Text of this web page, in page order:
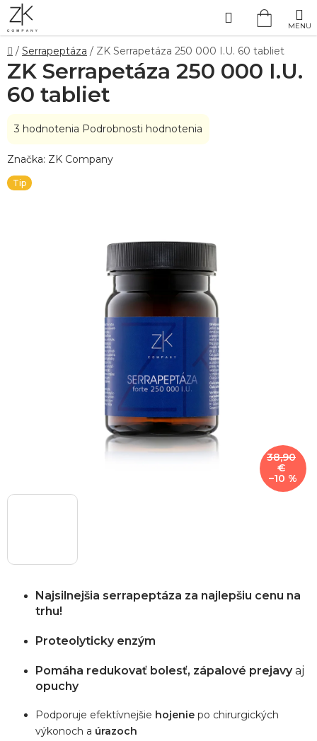
Prejsť
na
obsah
Hľadať
KOŠÍK
Domov
/ Serrapeptáza / ZK Serrapetáza 250 000 I.U. 60 tabliet
Najsilnejšia serrapeptáza za najlepšiu cenu na
trhu!
Proteolyticky enzým
Pomáha redukovať bolesť, zápalové prejavyaj
opuchy
Podporuje efektívnejšie hojenie po chirurgických
výkonoch a úrazoch
ZK Serrapetáza 250 000 I.U.
60 tabliet
Priemerné
produktu
je
5,0
3 hodnotenia Podrobnosti hodnotenia
Značka: ZK Company
Tip
38,90
€
–10 %